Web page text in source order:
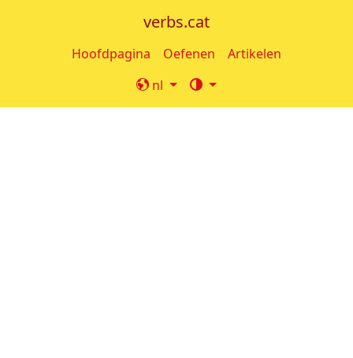
verbs.cat
Hoofdpagina Oefenen
Artikelen
nl